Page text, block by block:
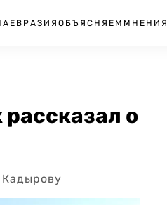
ЕВРАЗИЯ ОБЪЯСНЯЕМ МНЕНИЯ
о